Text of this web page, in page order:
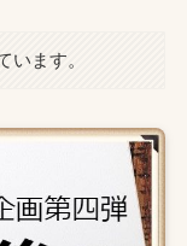
います。